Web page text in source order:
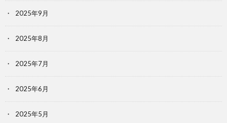
2025年9月
2025年8月
2025年7月
2025年6月
2025年5月